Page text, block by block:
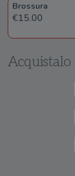
Brossura
€15.00
Acquistalo